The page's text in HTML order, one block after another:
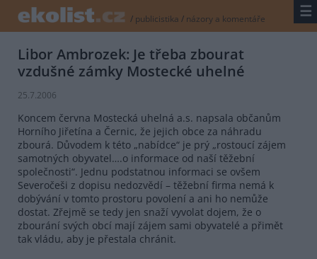
/ publicistika / názory a komentáře ☰
Libor Ambrozek: Je třeba zbourat
vzdušné zámky Mostecké uhelné
25.7.2006
Koncem června Mostecká uhelná a.s. napsala občanům
Horního Jiřetína a Černic, že jejich obce za náhradu
zbourá. Důvodem k této „nabídce“ je prý „rostoucí zájem
samotných obyvatel….o informace od naší těžební
společnosti“. Jednu podstatnou informaci se ovšem
Severočeši z dopisu nedozvědí – těžební firma nemá k
dobývání v tomto prostoru povolení a ani ho nemůže
dostat. Zřejmě se tedy jen snaží vyvolat dojem, že o
zbourání svých obcí mají zájem sami obyvatelé a přimět
tak vládu, aby je přestala chránit.